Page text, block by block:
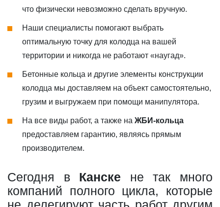
что физически невозможно сделать вручную.
Наши специалисты помогают выбрать
оптимальную точку для колодца на вашей
территории и никогда не работают «наугад».
Бетонные кольца и другие элементы конструкции
колодца мы доставляем на объект самостоятельно,
грузим и выгружаем при помощи манипулятора.
На все виды работ, а также на ЖБИ-кольца
предоставляем гарантию, являясь прямым
производителем.
Сегодня в Канске не так много
компаний полного цикла, которые